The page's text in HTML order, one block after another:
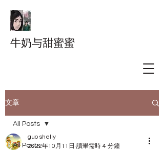
牛奶与甜蜜蜜
文章
All Posts
All Posts
guo shelly
2022年10月11日 讀畢需時 4 分鐘